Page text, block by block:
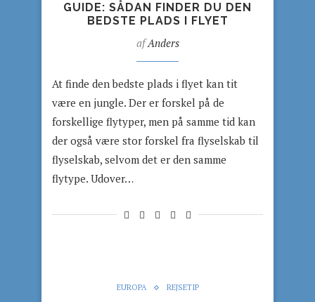
GUIDE: SÅDAN FINDER DU DEN
BEDSTE PLADS I FLYET
afAnders
At finde den bedste plads i flyet kan tit
være en jungle. Der er forskel på de
forskellige flytyper, men på samme tid kan
der også være stor forskel fra flyselskab til
flyselskab, selvom det er den samme
flytype. Udover…
EUROPA REJSETIP